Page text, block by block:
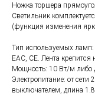
Ножка торшера
Светильник
(функция изменения
Тип используемых ламп:
ЕАС, СЕ. Лента
Мощность: 10 Вт/м либо
Электропитание: от
выключателем, длина